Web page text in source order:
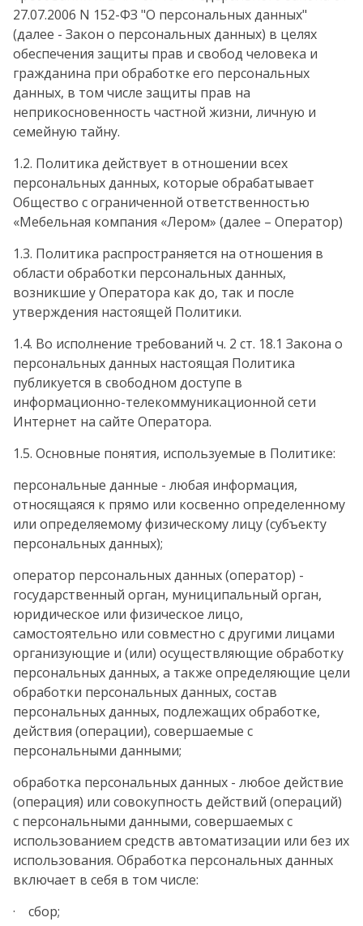
27.07.2006 N 152-ФЗ "О персональных данных"
(далее - Закон о персональных данных) в целях
обеспечения защиты прав и свобод человека и
гражданина при обработке его персональных
данных, в том числе защиты прав на
неприкосновенность частной жизни, личную и
семейную тайну.
1.2. Политика действует в отношении всех
персональных данных, которые обрабатывает
Общество с ограниченной ответственностью
«Мебельная компания «Лером» (далее – Оператор)
1.3. Политика распространяется на отношения в
области обработки персональных данных,
возникшие у Оператора как до, так и после
утверждения настоящей Политики.
1.4. Во исполнение требований ч. 2 ст. 18.1 Закона о
персональных данных настоящая Политика
публикуется в свободном доступе в
информационно-телекоммуникационной сети
Интернет на сайте Оператора.
1.5. Основные понятия, используемые в Политике:
персональные данные - любая информация,
относящаяся к прямо или косвенно определенному
или определяемому физическому лицу (субъекту
персональных данных);
оператор персональных данных (оператор) -
государственный орган, муниципальный орган,
юридическое или физическое лицо,
самостоятельно или совместно с другими лицами
организующие и (или) осуществляющие обработку
персональных данных, а также определяющие цели
обработки персональных данных, состав
персональных данных, подлежащих обработке,
действия (операции), совершаемые с
персональными данными;
обработка персональных данных - любое действие
(операция) или совокупность действий (операций)
с персональными данными, совершаемых с
использованием средств автоматизации или без их
использования. Обработка персональных данных
включает в себя в том числе:
· сбор;